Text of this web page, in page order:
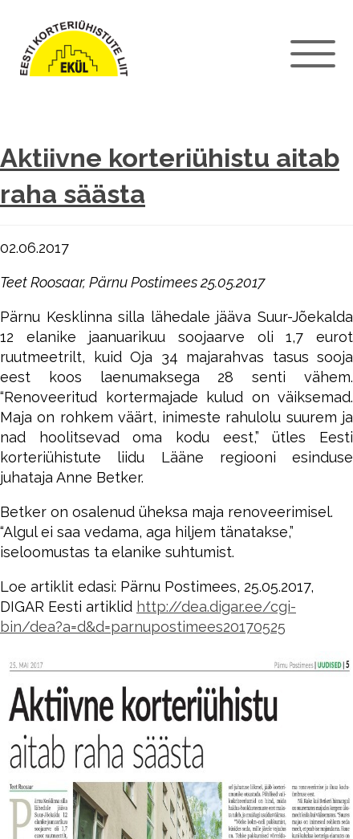
Aktiivne korteriühistu aitab
raha säästa
02.06.2017
Teet Roosaar, Pärnu Postimees 25.05.2017
Pärnu Kesklinna silla lähedale jääva Suur-Jõekalda
12 elanike jaanuarikuu soojaarve oli 1,7 eurot
ruutmeetrilt, kuid Oja 34 majarahvas tasus sooja
eest koos laenumaksega 28 senti vähem.
“Renoveeritud kortermajade kulud on väiksemad.
Maja on rohkem väärt, inimeste rahulolu suurem ja
nad hoolitsevad oma kodu eest,” ütles Eesti
korteriühistute liidu Lääne regiooni esinduse
juhataja Anne Betker.
Betker on osalenud üheksa maja renoveerimisel.
“Algul ei saa vedama, aga hiljem tänatakse,”
iseloomustas ta elanike suhtumist.
Loe artiklit edasi: Pärnu Postimees, 25.05.2017,
DIGAR Eesti artiklid http://dea.digar.ee/cgi-
bin/dea?a=d&d=parnupostimees20170525